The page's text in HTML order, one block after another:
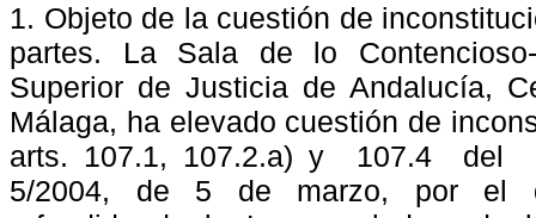
1. Objeto de la cuestión de
partes. La Sala de lo
Superior de Justicia de Andalucía,
Málaga, ha elevado cuestión de
arts. 107.1, 107.2.a) y
107.4 del
5/2004,
de 5 de marzo, por el